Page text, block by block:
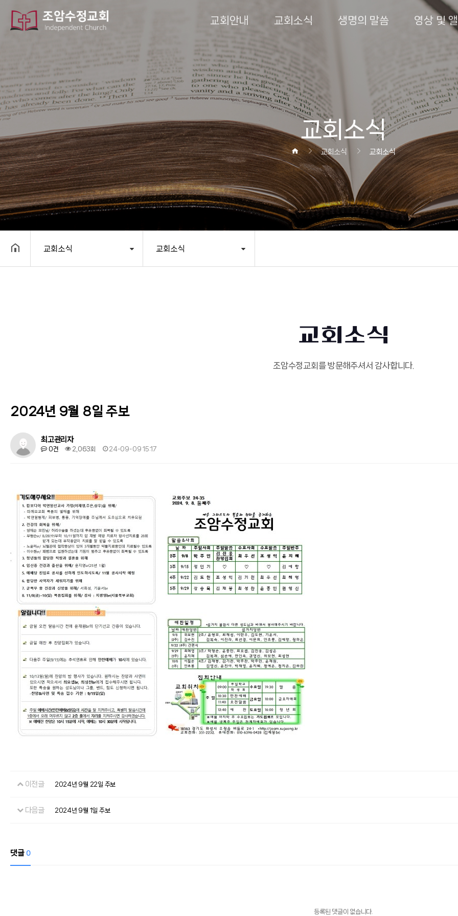
교회안내 교회소식 생명의 말씀 영상 및
교회소식
교회소식 교회소식
교회소식 교회소식
교회소식
조암수정교회를 방문해주셔서 감사합니다.
2024년 9월 8일 주보
최고관리자
0건 2,063회 24-09-09 15:17
이전글 2024년 9월 22일 주보
다음글 2024년 9월 1일 주보
댓글 0
등록된 댓글이 없습니다.